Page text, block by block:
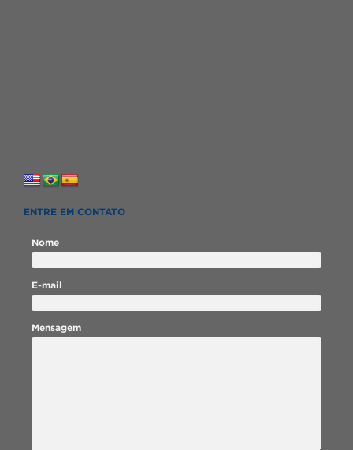
ENTRE EM CONTATO
Nome
E-mail
Mensagem